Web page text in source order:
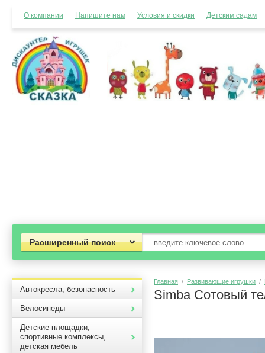
О компании Напишите нам Условия и скидки Детским садам
Расширенный поиск
Автокресла, безопасность
Велосипеды
Детские площадки,
спортивные комплексы,
детская мебель
Главная / Развивающие игрушки /
Simba Сотовый